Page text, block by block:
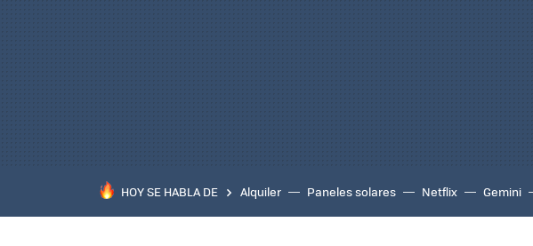
HOY SE HABLA DE Alquiler Paneles solares Netflix Gemini